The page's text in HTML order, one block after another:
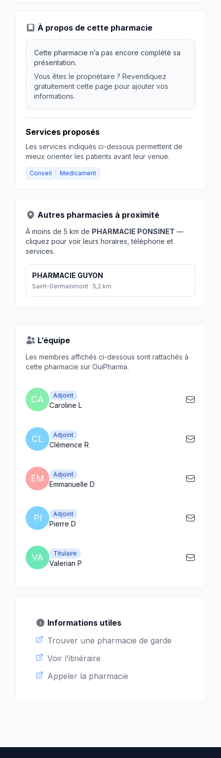
À propos de cette pharmacie
Cette pharmacie n’a pas encore complété sa
présentation.
Vous êtes le propriétaire ? Revendiquez
gratuitement cette page pour ajouter vos
informations.
Services proposés
Les services indiqués ci-dessous permettent de
mieux orienter les patients avant leur venue.
Conseil Medicament
Autres pharmacies à proximité
À moins de 5 km de PHARMACIE PONSINET —
cliquez pour voir leurs horaires, téléphone et
services.
PHARMACIE GUYON
Saint-Germainmont · 5,2 km
L’équipe
Les membres affichés ci-dessous sont rattachés à
cette pharmacie sur OuiPharma.
CA Adjoint
Caroline L
CL Adjoint
Clémence R
EM Adjoint
Emmanuelle D
PI Adjoint
Pierre D
VA Titulaire
Valerian P
Informations utiles
Trouver une pharmacie de garde
Voir l’itinéraire
Appeler la pharmacie